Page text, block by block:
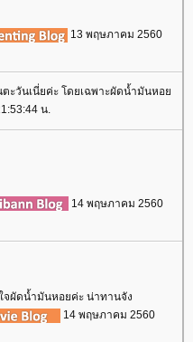
13 พฤษภาคม 2560
ะวันเนี่ยค่ะ โดยเฉพาะผัดน้ำมันหอ
น.
14 พฤษภาคม 2560
จผัดน้ำมันหอยค่ะ น่าทานจัง
14 พฤษภาคม 2560